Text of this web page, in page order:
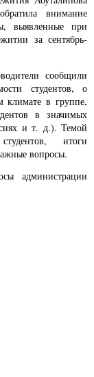
внимание
выявленные при
за сентябрь-
сообщили
студентов, о
климате в группе,
в значимых
и т. д.). Темой
итоги
вопросы.
администрации